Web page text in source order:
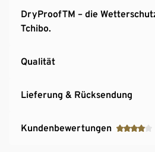
Druckknopf für leichtes An-
Strapazierfähige Verstärkung
Schneefang mit
DryProofTM – die
Tchibo.
Qualität
Lieferung & Rücksendung
Kundenbewertungen